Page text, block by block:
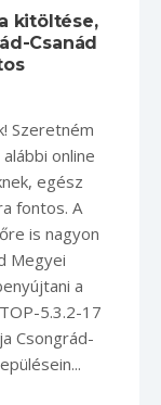
kitöltése,
Csanád
Szeretném
online
egész
fontos. A
is nagyon
Megyei
a
5.3.2-17
Csongrád-